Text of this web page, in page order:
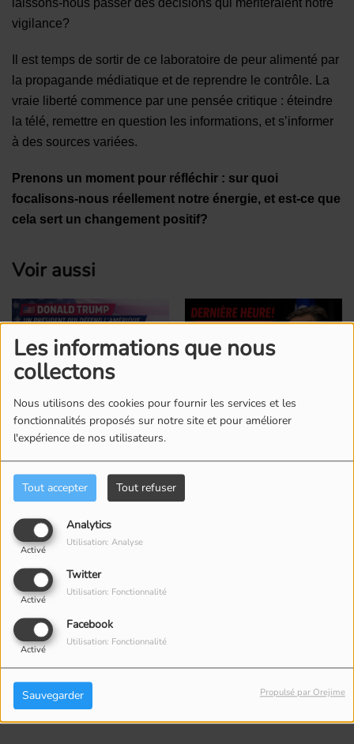
Les informations que nous
collectons
Nous utilisons des cookies pour fournir les services et les
fonctionnalités proposés sur notre site et pour améliorer
l'expérience de nos utilisateurs.
Tout accepter Tout refuser
Analytics
Activé
Utilisation: Analyse
Twitter
Activé
Utilisation: Fonctionnalité
Facebook
Activé
Utilisation: Fonctionnalité
Sauvegarder Propulsé par Orejime
laissons-nous passer des décisions qui mériteraient notre
vigilance?
Il est temps de sortir de ce laboratoire de peur alimenté par
la propagande médiatique et de reprendre le contrôle. La
vraie liberté commence par une pensée critique : éteindre
la télé, remettre en question les informations, et s’informer
à des sources variées.
Prenons un moment pour réfléchir : sur quoi
focalisons-nous réellement notre énergie, et est-ce que
cela sert un changement positif?
Voir aussi
Donald Trump : Bilan
positif et engagement
pour les États-Unis
d'Amérique
DERNIÈRE HEURE :
démissionne de la CAQ
Commentaires(0)
SE CONNECTER